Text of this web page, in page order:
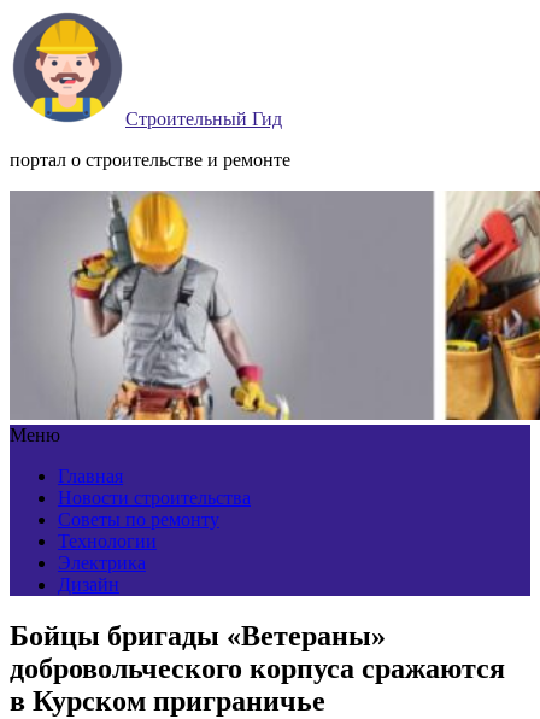
Строительный Гид
портал о строительстве и ремонте
Меню
Главная
Новости строительства
Советы по ремонту
Технологии
Электрика
Дизайн
Бойцы бригады «Ветераны»
добровольческого корпуса сражаются
в Курском приграничье